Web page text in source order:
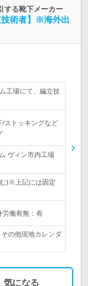
する靴下メーカー
術者】※海外出
工場にて、編立技
/ストッキングなど
ヴィン市内工場
む)※上記には固定
労働有無：有
の他現地カレンダ
気になる